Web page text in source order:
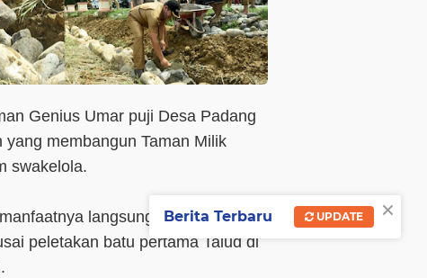
Genius Umar puji Desa Padang
membangun Taman Milik
swakelola.
langsung dirasakan
peletakan batu pertama Talud di
×
Berita Terbaru UPDATE